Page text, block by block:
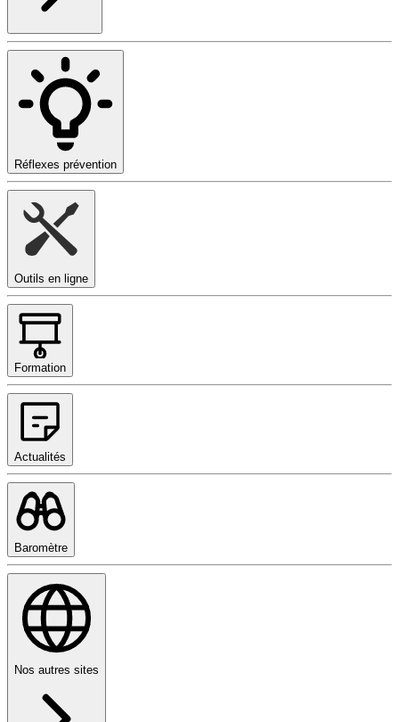
Réflexes prévention
Outils en ligne
Formation
Actualités
Baromètre
Nos autres sites